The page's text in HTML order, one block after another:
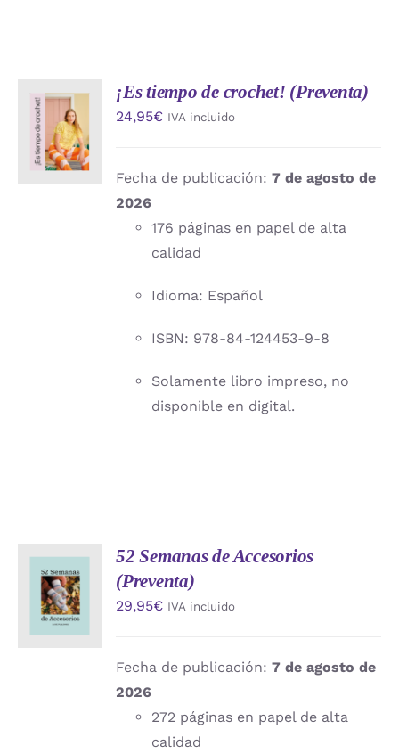
AÑADIR
AL
CARRITO
/
DETALLES
¡Es tiempo de crochet! (Preventa)
24,95€ IVA incluido
Fecha de publicación:7 de agosto de
2026
176 páginas en papel de alta
calidad
Idioma: Español
ISBN: 978-84-124453-9-8
Solamente libro impreso, no
disponible en digital.
AL
CARRITO
/
DETALLES
52 Semanas de Accesorios
(Preventa)
29,95€ IVA incluido
Fecha de publicación:7 de agosto de
2026
272 páginas en papel de alta
calidad